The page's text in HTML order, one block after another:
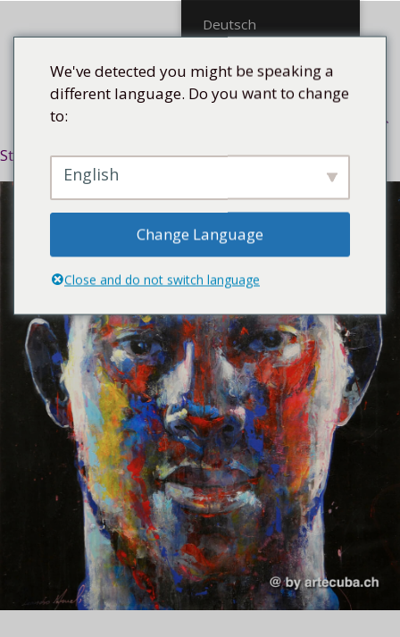
Menü
Startseite/Stilrichtung/Expressiv/ El cimarrón, 2018
Deutsch
We've detected you might be speaking a
different language. Do you want to change
to:
English
Change Language
Close and do not switch language